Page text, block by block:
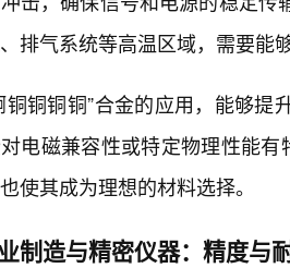
排气系统等高温区域，需要能
铜铜铜铜”合金的应用，能够
电磁兼容性或特定物理性能
使其成为理想的材料选择。
制造与精密仪器：精度与